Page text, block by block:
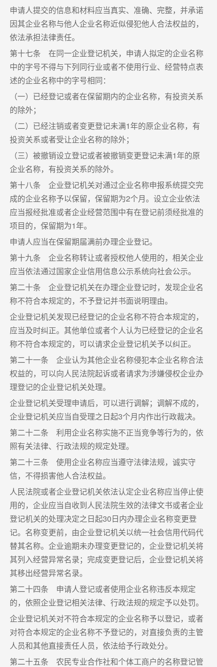
申请人提交的信息和材料应当真实、准确、完整，并承诺
因其企业名称与他人企业名称近似侵犯他人合法权益的，
依法承担法律责任。
第十七条 在同一企业登记机关，申请人拟定的企业名称
中的字号不得与下列同行业或者不使用行业、经营特点表
述的企业名称中的字号相同：
（一）已经登记或者在保留期内的企业名称，有投资关系
的除外；
（二）已经注销或者变更登记未满1年的原企业名称，有
投资关系或者受让企业名称的除外；
（三）被撤销设立登记或者被撤销变更登记未满1年的原
企业名称，有投资关系的除外。
第十八条 企业登记机关对通过企业名称申报系统提交完
成的企业名称予以保留，保留期为2个月。设立企业依法
应当报经批准或者企业经营范围中有在登记前须经批准的
项目的，保留期为1年。
申请人应当在保留期届满前办理企业登记。
第十九条 企业名称转让或者授权他人使用的，相关企业
应当依法通过国家企业信用信息公示系统向社会公示。
第二十条 企业登记机关在办理企业登记时，发现企业名
称不符合本规定的，不予登记并书面说明理由。
企业登记机关发现已经登记的企业名称不符合本规定的，
应当及时纠正。其他单位或者个人认为已经登记的企业名
称不符合本规定的，可以请求企业登记机关予以纠正。
第二十一条 企业认为其他企业名称侵犯本企业名称合法
权益的，可以向人民法院起诉或者请求为涉嫌侵权企业办
理登记的企业登记机关处理。
企业登记机关受理申请后，可以进行调解；调解不成的，
企业登记机关应当自受理之日起3个月内作出行政裁决。
第二十二条 利用企业名称实施不正当竞争等行为的，依
照有关法律、行政法规的规定处理。
第二十三条 使用企业名称应当遵守法律法规，诚实守
信，不得损害他人合法权益。
人民法院或者企业登记机关依法认定企业名称应当停止使
用的，企业应当自收到人民法院生效的法律文书或者企业
登记机关的处理决定之日起30日内办理企业名称变更登
记。名称变更前，由企业登记机关以统一社会信用代码代
替其名称。企业逾期未办理变更登记的，企业登记机关将
其列入经营异常名录；完成变更登记后，企业登记机关将
其移出经营异常名录。
第二十四条 申请人登记或者使用企业名称违反本规定
的，依照企业登记相关法律、行政法规的规定予以处罚。
企业登记机关对不符合本规定的企业名称予以登记，或者
对符合本规定的企业名称不予登记的，对直接负责的主管
人员和其他直接责任人员，依法给予行政处分。
第二十五条 农民专业合作社和个体工商户的名称登记管